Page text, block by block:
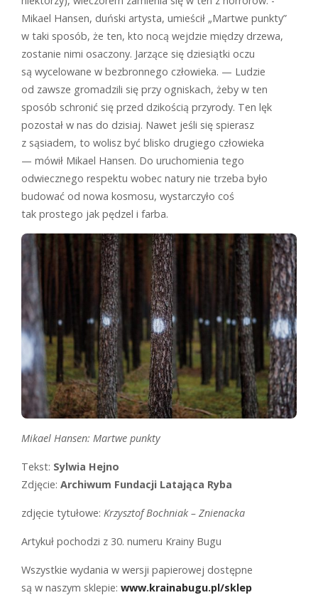
Mikael Hansen, duński artysta, umieścił „Martwe punkty”
w taki sposób, że ten, kto nocą wejdzie między drzewa,
zostanie nimi osaczony. Jarzące się dziesiątki oczu
są wycelowane w bezbronnego człowieka. — Ludzie
od zawsze gromadzili się przy ogniskach, żeby w ten
sposób schronić się przed dzikością przyrody. Ten lęk
pozostał w nas do dzisiaj. Nawet jeśli się spierasz
z sąsiadem, to wolisz być blisko drugiego człowieka
— mówił Mikael Hansen. Do uruchomienia tego
odwiecznego respektu wobec natury nie trzeba było
budować od nowa kosmosu, wystarczyło coś
tak prostego jak pędzel i farba.
Mikael Hansen: Martwe punkty
Tekst: Sylwia Hejno
Zdjęcie: Archiwum Fundacji Latająca Ryba
zdjęcie tytułowe: Krzysztof Bochniak – Znienacka
Artykuł pochodzi z 30. numeru Krainy Bugu
Wszystkie wydania w wersji papierowej dostępne
są w naszym sklepie: www.krainabugu.pl/sklep